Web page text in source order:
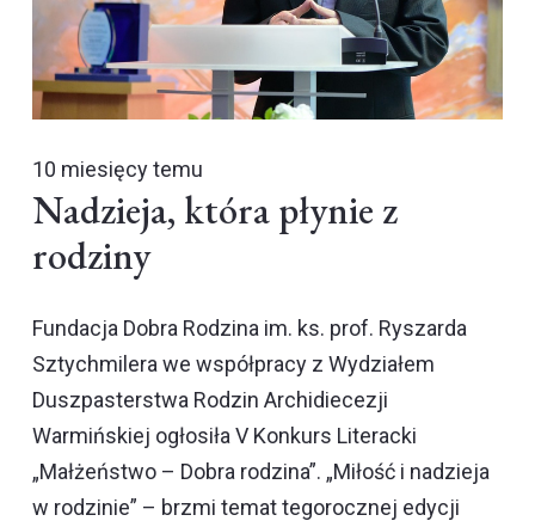
10 miesięcy temu
Nadzieja, która płynie z
rodziny
Fundacja Dobra Rodzina im. ks. prof. Ryszarda
Sztychmilera we współpracy z Wydziałem
Duszpasterstwa Rodzin Archidiecezji
Warmińskiej ogłosiła V Konkurs Literacki
„Małżeństwo – Dobra rodzina”. „Miłość i nadzieja
w rodzinie” – brzmi temat tegorocznej edycji